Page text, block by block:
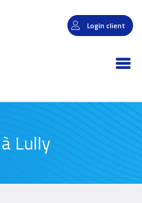
Login client
Lully